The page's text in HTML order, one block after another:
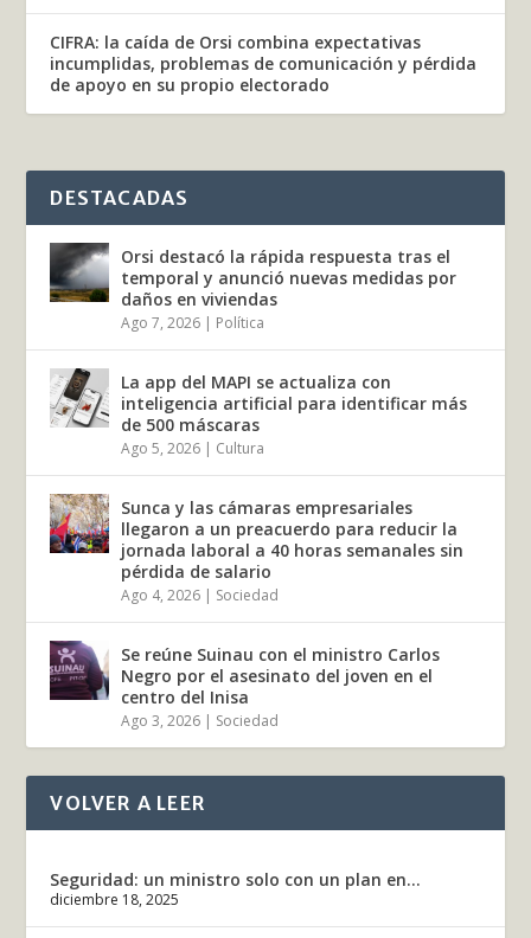
CIFRA: la caída de Orsi combina expectativas
incumplidas, problemas de comunicación y pérdida
de apoyo en su propio electorado
DESTACADAS
Orsi destacó la rápida respuesta tras el
temporal y anunció nuevas medidas por
daños en viviendas
Ago 7, 2026 | Política
La app del MAPI se actualiza con
inteligencia artificial para identificar más
de 500 máscaras
Ago 5, 2026 | Cultura
Sunca y las cámaras empresariales
llegaron a un preacuerdo para reducir la
jornada laboral a 40 horas semanales sin
pérdida de salario
Ago 4, 2026 | Sociedad
Se reúne Suinau con el ministro Carlos
Negro por el asesinato del joven en el
centro del Inisa
Ago 3, 2026 | Sociedad
VOLVER A LEER
Seguridad: un ministro solo con un plan en...
diciembre 18, 2025